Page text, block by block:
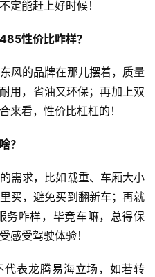
定能赶上好时候！
性价比咋样？
风的品牌在那儿摆着，质量
用，省油又环保；再加上双
来看，性价比杠杠的！
？
需求，比如载重、车厢大小
买，避免买到翻新车；再就
务咋样，毕竟车嘛，总得保
感受驾驶体验！
表龙腾易海立场，如若转